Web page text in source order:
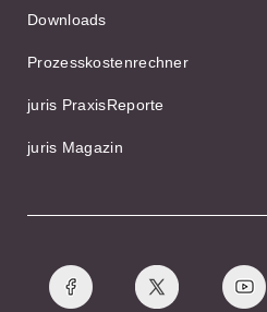
Downloads
Prozesskostenrechner
juris PraxisReporte
juris Magazin